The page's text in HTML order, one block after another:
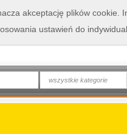
wszystkie kategorie
akceptację plików cookie.
ustawień do